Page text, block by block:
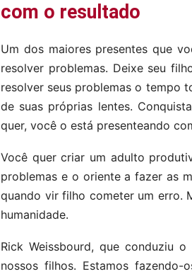
com o resultado
Um dos maiores presentes que
resolver problemas. Deixe seu
resolver seus problemas o tempo
de suas próprias lentes.
quer, você o está presenteando
Você quer criar um adulto
problemas e o oriente a fazer as
quando vir filho cometer um erro.
humanidade.
Rick Weissbourd, que conduziu
nossos filhos. Estamos fazendo-